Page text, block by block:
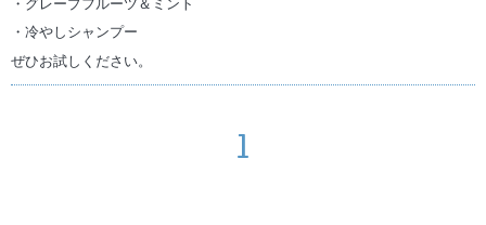
・グレープフルーツ＆ミント
・冷やしシャンプー
ぜひお試しください。
1